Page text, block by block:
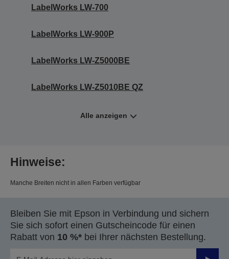
LabelWorks LW-700
LabelWorks LW-900P
LabelWorks LW-Z5000BE
LabelWorks LW-Z5010BE QZ
Alle anzeigen
Hinweise:
Manche Breiten nicht in allen Farben verfügbar
Bleiben Sie mit Epson in Verbindung und sichern
Sie sich sofort einen Gutscheincode für einen
Rabatt von 10 %* bei Ihrer nächsten Bestellung.